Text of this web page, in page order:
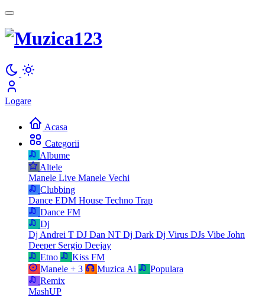
Logare
Acasa
Categorii
Albume
Altele
Manele Live Manele Vechi
Clubbing
Dance EDM House Techno Trap
Dance FM
Dj
Dj Andrei T DJ Dan NT Dj Dark Dj Virus DJs Vibe John
Deeper Sergio Deejay
Etno
Kiss FM
Manele + 3 Muzica Ai
Populara
Remix
MashUP